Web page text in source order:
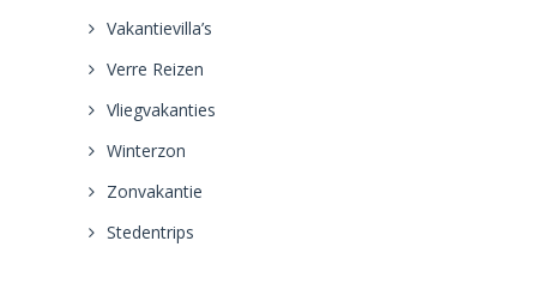
Vakantievilla’s
Verre Reizen
Vliegvakanties
Winterzon
Zonvakantie
Stedentrips